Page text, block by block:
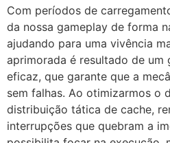
Com períodos de
da nossa gameplay de forma
ajudando para uma vivência
aprimorada é resultado de um
eficaz, que garante que a
sem falhas. Ao otimizarmos o
distribuição tática de cache,
interrupções que quebram a